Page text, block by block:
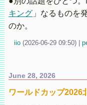
キング」なるものを
のか。
iio (2026-06-29 09:50)
June 28, 2026
ワールドカップ2026